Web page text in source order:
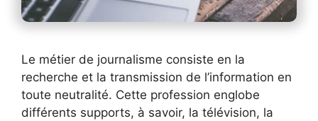
Le métier de journalisme consiste en la
recherche et la transmission de l’information en
toute neutralité. Cette profession englobe
différents supports, à savoir, la télévision, la